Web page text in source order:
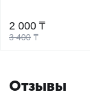
3 400 ₸
2 000 ₸
Отзывы